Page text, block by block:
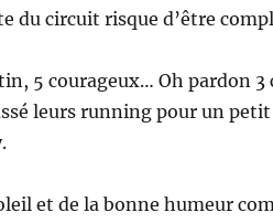
du circuit risque d’être
5 courageux… Oh pardon 3
leurs running pour un petit
et de la bonne humeur